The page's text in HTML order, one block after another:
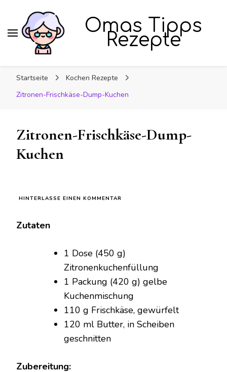
Omas Tipps
Rezepte
Startseite
Kochen Rezepte
Zitronen-Frischkäse-Dump-Kuchen
Zitronen-Frischkäse-Dump-
Kuchen
HINTERLASSE EINEN KOMMENTAR
Zutaten
1 Dose (450 g)
Zitronenkuchenfüllung
1 Packung (420 g) gelbe
Kuchenmischung
110 g Frischkäse, gewürfelt
120 ml Butter, in Scheiben
geschnitten
Zubereitung: